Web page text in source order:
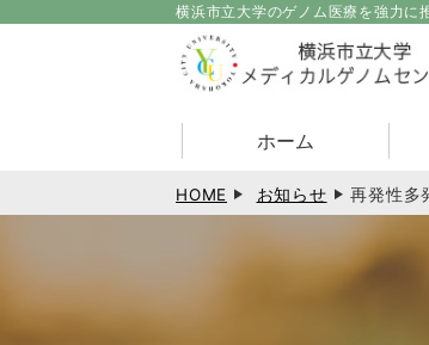
横浜市立大学のゲノム医療を強力に
ホーム
HOME お知らせ 再発性多